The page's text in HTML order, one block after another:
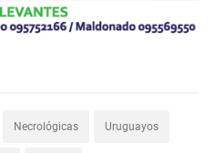
Necrológicas Uruguayos